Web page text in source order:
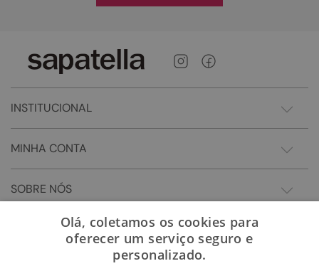
INSTITUCIONAL
MINHA CONTA
SOBRE NÓS
Olá, coletamos os cookies para
oferecer um serviço seguro e
personalizado.